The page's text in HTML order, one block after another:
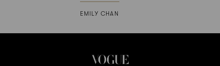
EMILY CHAN